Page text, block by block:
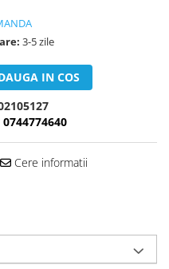
3-5 zile
IN COS
0744774640
Cere informatii